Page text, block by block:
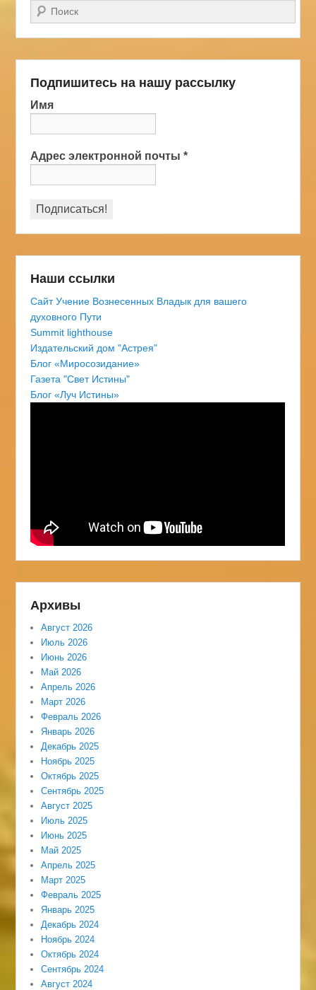
Поиск
Подпишитесь на нашу рассылку
Имя
Адрес электронной почты*
Наши ссылки
Сайт Учение Вознесенных Владык для вашего
духовного Пути
Summit lighthouse
Издательский дом "Астрея"
Блог «Миросозидание»
Газета "Свет Истины"
Блог «Луч Истины»
Архивы
Август 2026
Июль 2026
Июнь 2026
Май 2026
Апрель 2026
Март 2026
Февраль 2026
Январь 2026
Декабрь 2025
Ноябрь 2025
Октябрь 2025
Сентябрь 2025
Август 2025
Июль 2025
Июнь 2025
Май 2025
Апрель 2025
Март 2025
Февраль 2025
Январь 2025
Декабрь 2024
Ноябрь 2024
Октябрь 2024
Сентябрь 2024
Август 2024